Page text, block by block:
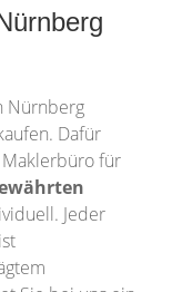
Nürnberg
Dafür
für
Jeder